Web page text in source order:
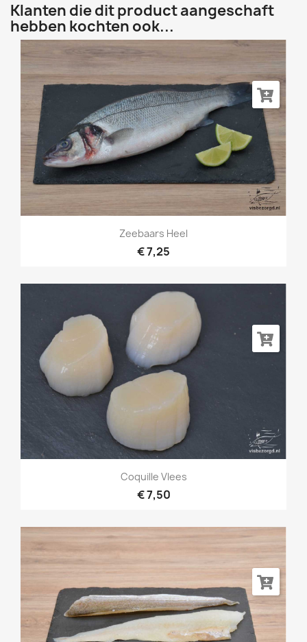
Klanten die dit product aangeschaft
hebben kochten ook...
Zeebaars Heel
€ 7,25
Coquille Vlees
€ 7,50